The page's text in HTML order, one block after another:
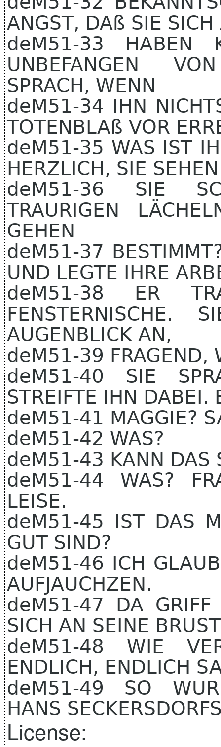
ANGST, DAß SIE SICH
deM51-33 HABEN
UNBEFANGEN
SPRACH, WENN
deM51-34 IHN
TOTENBLAß VOR
deM51-35 WAS IST
HERZLICH, SIE
deM51-36 SIE
TRAURIGEN
GEHEN
deM51-37
UND LEGTE IHRE
deM51-38 ER
FENSTERNISCHE.
AUGENBLICK AN,
deM51-39 FRAGEND,
deM51-40 SIE
STREIFTE IHN DABEI.
deM51-41 MAGGIE?
deM51-42 WAS?
deM51-43 KANN DAS
deM51-44 WAS?
LEISE.
deM51-45 IST DAS
GUT SIND?
deM51-46 ICH
AUFJAUCHZEN.
deM51-47 DA
SICH AN SEINE
deM51-48 WIE
ENDLICH, ENDLICH
deM51-49 SO
HANS
License: